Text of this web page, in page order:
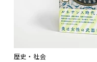
歴史・社会